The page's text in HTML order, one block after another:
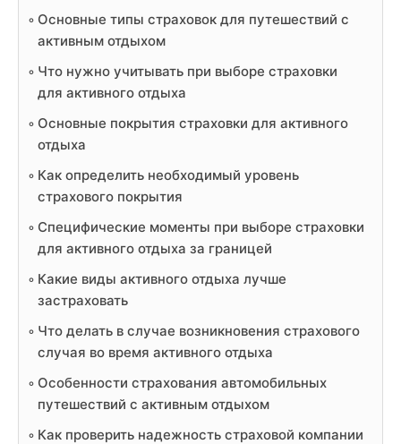
Основные типы страховок для путешествий с
активным отдыхом
Что нужно учитывать при выборе страховки
для активного отдыха
Основные покрытия страховки для активного
отдыха
Как определить необходимый уровень
страхового покрытия
Специфические моменты при выборе страховки
для активного отдыха за границей
Какие виды активного отдыха лучше
застраховать
Что делать в случае возникновения страхового
случая во время активного отдыха
Особенности страхования автомобильных
путешествий с активным отдыхом
Как проверить надежность страховой компании